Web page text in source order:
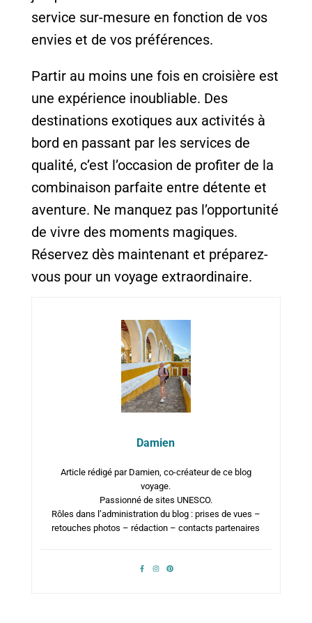
service sur-mesure en fonction de vos
envies et de vos préférences.
Partir au moins une fois en croisière est
une expérience inoubliable. Des
destinations exotiques aux activités à
bord en passant par les services de
qualité, c’est l’occasion de profiter de la
combinaison parfaite entre détente et
aventure. Ne manquez pas l’opportunité
de vivre des moments magiques.
Réservez dès maintenant et préparez-
vous pour un voyage extraordinaire.
Damien
Article rédigé par Damien, co-créateur de ce blog
voyage.
Passionné de sites UNESCO.
Rôles dans l’administration du blog : prises de vues –
retouches photos – rédaction – contacts partenaires